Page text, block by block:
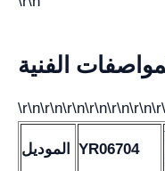
الفنية
الموديل YR06704